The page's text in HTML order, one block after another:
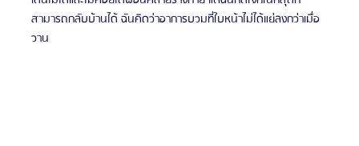
สามารถกลับบ้านได้ ฉันคิดว่าอาการบวมที่ใบหน้าไม่ได้แย่ลงกว่าเมื่อ
วาน